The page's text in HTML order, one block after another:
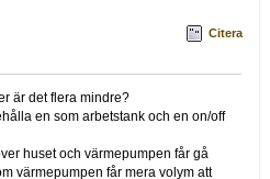
Citera
är det flera mindre?
en som arbetstank och en on/off
huset och värmepumpen får gå
värmepumpen får mera volym att